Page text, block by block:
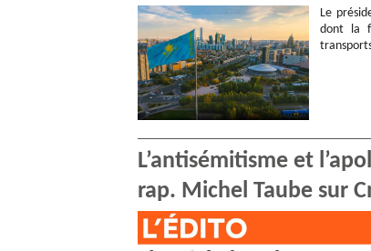
Le
dont la
L’antisémitisme et
rap. Michel Taube sur